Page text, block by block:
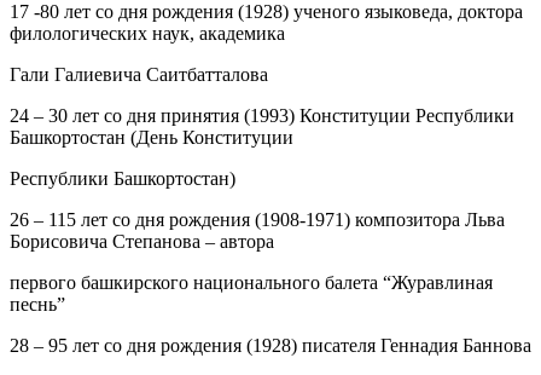
17 -80 лет со дня рождения (1928) ученого языковеда, доктора
филологических наук, академика
Гали Галиевича Саитбатталова
24 – 30 лет со дня принятия (1993) Конституции Республики
Башкортостан (День Конституции
Республики Башкортостан)
26 – 115 лет со дня рождения (1908-1971) композитора Льва
Борисовича Степанова – автора
первого башкирского национального балета “Журавлиная
песнь”
28 – 95 лет со дня рождения (1928) писателя Геннадия Баннова